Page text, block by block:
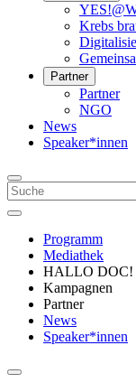
Krebs
Partner
Partner
NGO
News
Speaker*innen
Programm
Mediathek
HALLO DOC!
Kampagnen
Partner
News
Speaker*innen